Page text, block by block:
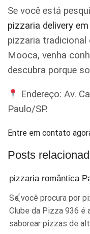
Se você está
pizzaria delivery
pizzaria tradicional
Mooca, venha
descubra porque
Endereço: Av.
Paulo/SP.
Entre em contato
Posts
pizzaria romântica
Se você procura por
Clube da Pizza 936 é
saborear pizzas de